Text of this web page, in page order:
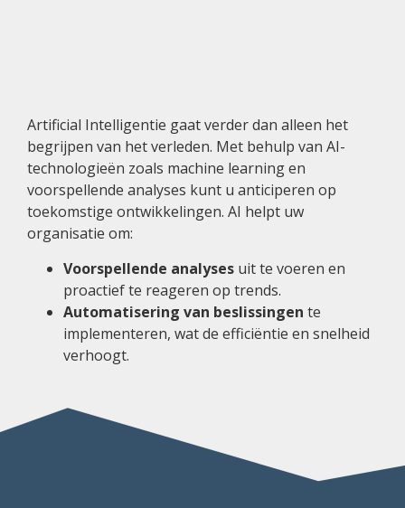
Artificial Intelligentie gaat verder dan alleen het
begrijpen van het verleden. Met behulp van AI-
technologieën zoals machine learning en
voorspellende analyses kunt u anticiperen op
toekomstige ontwikkelingen. AI helpt uw
organisatie om:
Voorspellende analyses uit te voeren en
proactief te reageren op trends.
Automatisering van beslissingen te
implementeren, wat de efficiëntie en snelheid
verhoogt.